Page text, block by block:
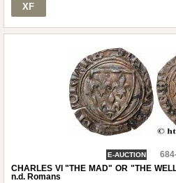
XF
E-AUCTION
CHARLES VI "THE MAD" OR "THE
n.d. Romans